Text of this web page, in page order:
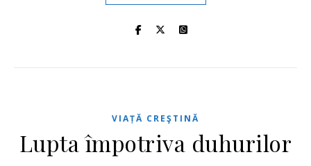
VIAȚĂ CREŞTINĂ
Lupta împotriva duhurilor